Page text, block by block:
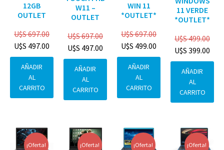
12GB
OUTLET
U$S697.00
U$S 497.00
AÑADIR
AL
CARRITO
W11 –
OUTLET
U$S697.00
U$S 497.00
AÑADIR
AL
CARRITO
WIN 11
*OUTLET*
U$S697.00
U$S 499.00
AÑADIR
AL
CARRITO
11 VERDE
*OUTLET*
U$S499.00
U$S 399.00
AÑADIR
AL
CARRITO
¡Oferta! ¡Oferta! ¡Oferta! ¡Oferta!